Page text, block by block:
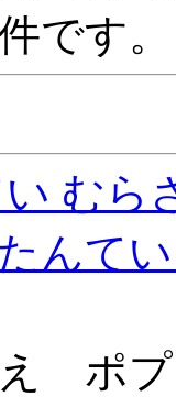
です
むら
いシ
え ポ